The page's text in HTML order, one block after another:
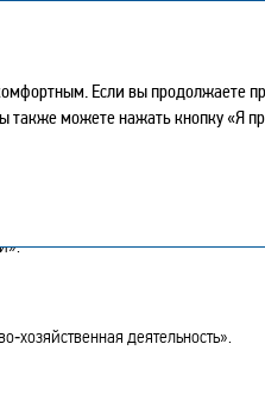
деятельность».
Если вы продолжаете
также можете нажать кнопку